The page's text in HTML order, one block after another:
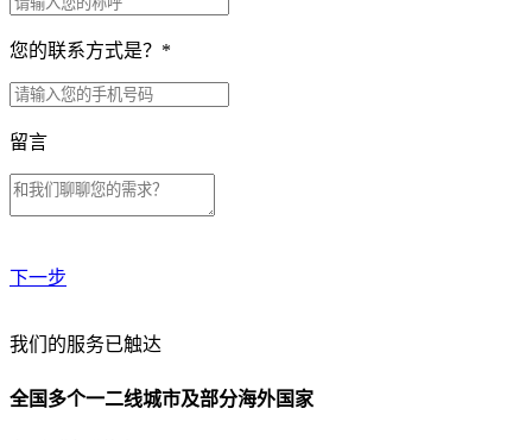
您的联系方式是？ *
留言
下一步
贵公司预算范围是？
我们的服务已触达
全国多个一二线城市及部分海外国家